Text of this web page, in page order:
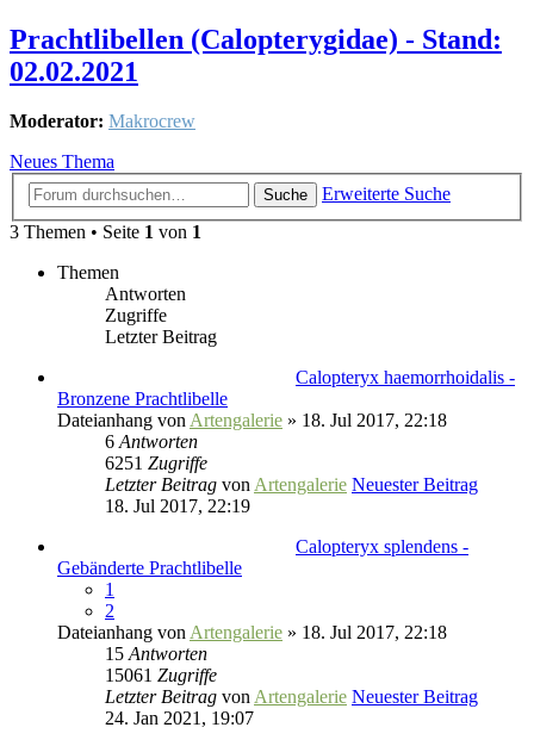
Prachtlibellen (Calopterygidae) - Stand:
02.02.2021
Moderator: Makrocrew
Neues Thema
Suche
Erweiterte Suche
3 Themen • Seite 1 von 1
Themen
Antworten
Zugriffe
Letzter Beitrag
Calopteryx haemorrhoidalis -
Bronzene Prachtlibelle
Dateianhang von Artengalerie » 18. Jul 2017, 22:18
6 Antworten
6251 Zugriffe
Letzter Beitrag von Artengalerie Neuester Beitrag
18. Jul 2017, 22:19
Calopteryx splendens -
Gebänderte Prachtlibelle
1
2
Dateianhang von Artengalerie » 18. Jul 2017, 22:18
15 Antworten
15061 Zugriffe
Letzter Beitrag von Artengalerie Neuester Beitrag
24. Jan 2021, 19:07